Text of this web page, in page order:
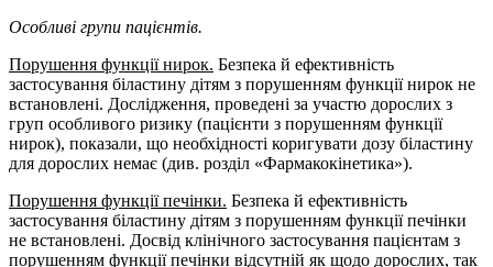
Особливі групи пацієнтів.
Порушення функції нирок. Безпека й ефективність
застосування біластину дітям з порушенням функції нирок не
встановлені. Дослідження, проведені за участю дорослих з
груп особливого ризику (пацієнти з порушенням функції
нирок), показали, що необхідності коригувати дозу біластину
для дорослих немає (див. розділ «Фармакокінетика»).
Порушення функції печінки. Безпека й ефективність
застосування біластину дітям з порушенням функції печінки
не встановлені. Досвід клінічного застосування пацієнтам з
порушенням функції печінки відсутній як щодо дорослих, так